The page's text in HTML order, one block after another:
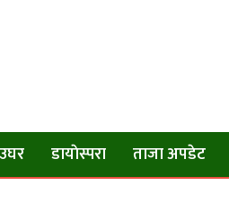
डायाेस्परा ताजा अपडेट